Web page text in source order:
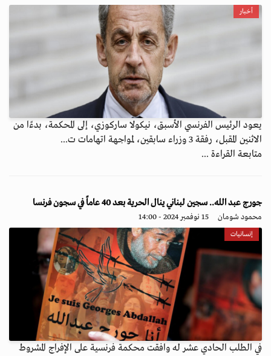
أخبار
يعود الرئيس الفرنسي الأسبق، نيكولا ساركوزي، إلى المحكمة، بدءًا من
الاثنين المقبل، رفقة 3 وزراء سابقين، لمواجهة اتهامات ت...
متابعة القراءة ...
جورج عبد الله.. سجين لبناني ينال الحرية بعد 40 عاماً في سجون فرنسا
محمود شومان 15 نوفمبر 2024 - 14:00
إنسانيات
في الطلب الحادي عشر له وافقت محكمة فرنسية على الإفراج المشروط